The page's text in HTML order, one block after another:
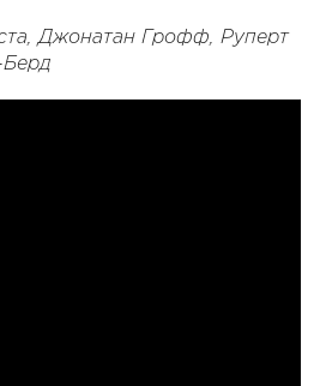
Джонатан Грофф, Руперт